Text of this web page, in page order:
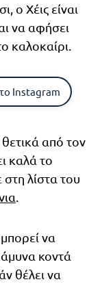
ο Χέις είναι
να αφήσει
καλοκαίρι.
Instagram
από τον
καλά το
λίστα του
να
κοντά
θέλει να